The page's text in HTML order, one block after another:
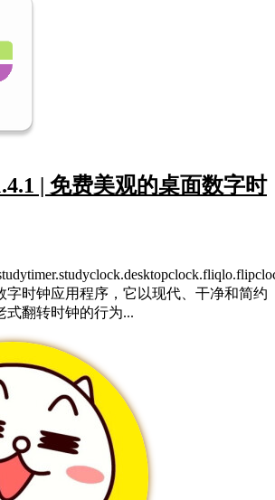
| 免费美观的桌面数字时
字时钟应用程序，它以现代、干净和简约
式翻转时钟的行为...